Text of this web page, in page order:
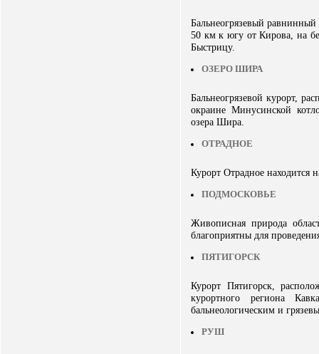
Бальнеогрязевый
50 км к югу от Кирова, на
Быстрицу.
ОЗЕРО ШИРА
Бальнеогрязевой курорт,
окраине Минусинской
озера Шира.
ОТРАДНОЕ
Курорт Отрадное находится
ПОДМОСКОВЬЕ
Живописная природа
благоприятны для
ПЯТИГОРСК
Курорт Пятигорск,
курортного региона
бальнеологическим и
РУШ